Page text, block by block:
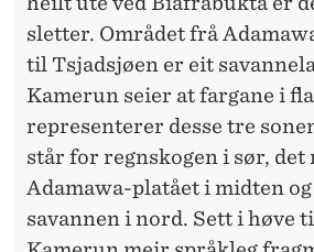
sletter. Området frå
til Tsjadsjøen er eit
Kamerun seier at fargane i
representerer desse tre
står for regnskogen i sør, det
Adamawa-platået i midten
savannen i nord. Sett i høve